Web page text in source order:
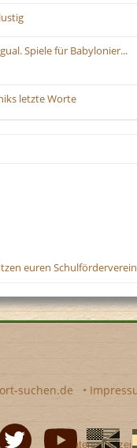
Spiele für Babylonier...
letzte Worte
euren Schulförderverein
suchen.de •
•